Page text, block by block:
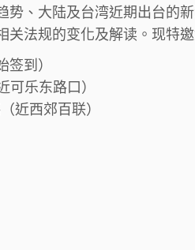
、大陆及台湾近期出台的
法规的变化及解读。现特
到）
乐东路口）
近西郊百联）